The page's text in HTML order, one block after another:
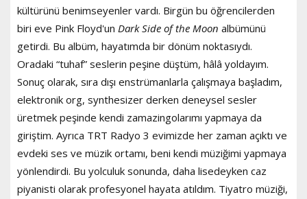
kültürünü benimseyenler vardı. Birgün bu öğrencilerden
biri eve Pink Floyd'un Dark Side of the Moon albümünü
getirdi. Bu albüm, hayatımda bir dönüm noktasıydı.
Oradaki “tuhaf” seslerin peşine düştüm, hâlâ yoldayım.
Sonuç olarak, sıra dışı enstrümanlarla çalışmaya başladım,
elektronik org, synthesizer derken deneysel sesler
üretmek peşinde kendi zamazingolarımı yapmaya da
giriştim. Ayrıca TRT Radyo 3 evimizde her zaman açıktı ve
evdeki ses ve müzik ortamı, beni kendi müziğimi yapmaya
yönlendirdi. Bu yolculuk sonunda, daha lisedeyken caz
piyanisti olarak profesyonel hayata atıldım. Tiyatro müziği,